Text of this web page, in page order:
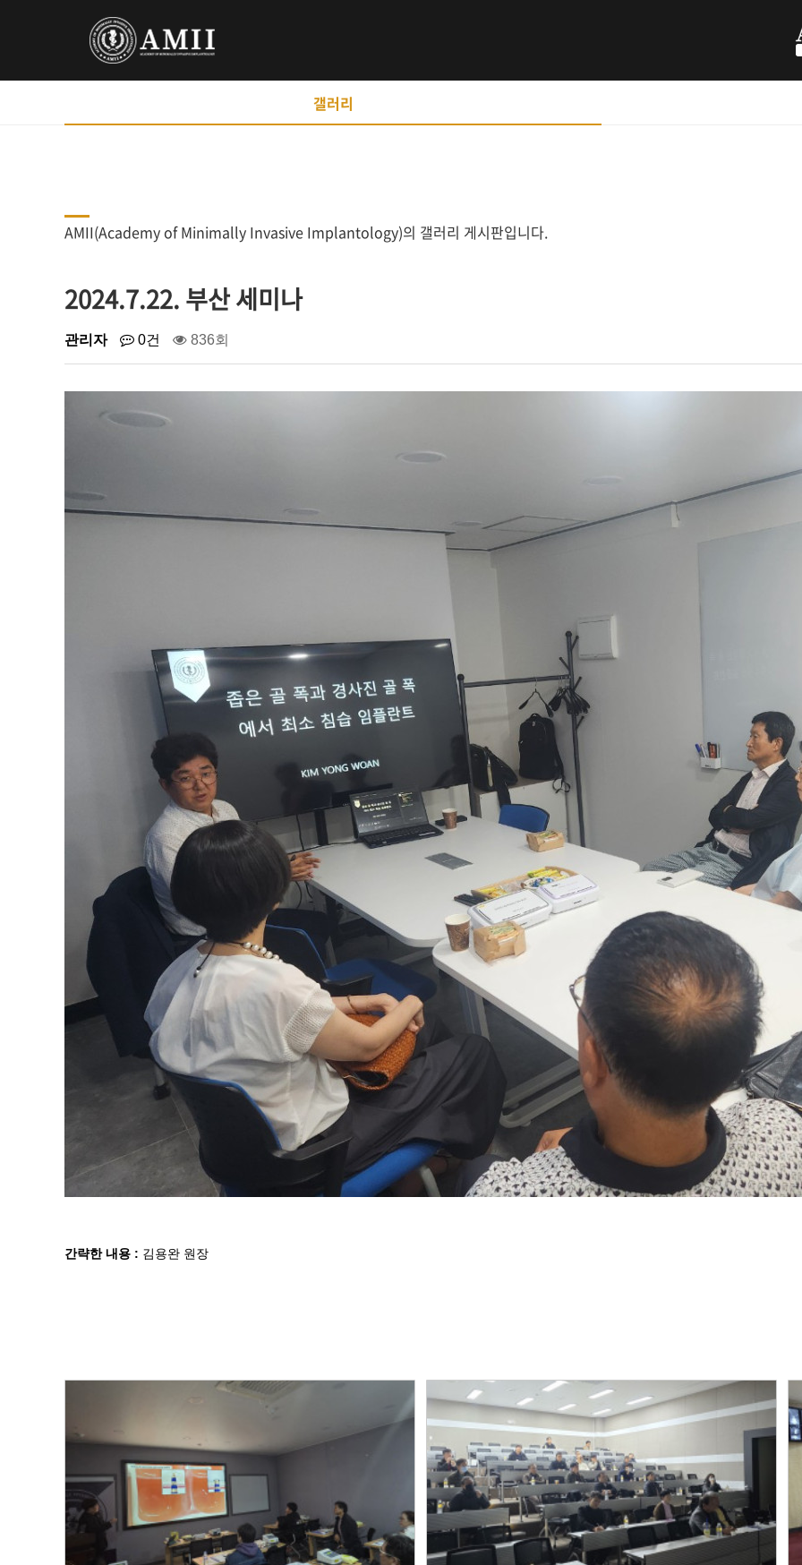
갤러리
AMII(Academy of Minimally Invasive Implantology)의 갤러리 게시판입니다.
2024.7.22. 부산 세미나
관리자 0건 836회
간략한 내용 : 김용완 원장